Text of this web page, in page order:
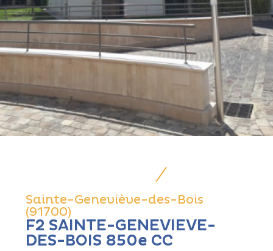
Sainte-Geneviève-des-Bois
(91700)
F2 SAINTE-GENEVIEVE-
DES-BOIS 850e CC